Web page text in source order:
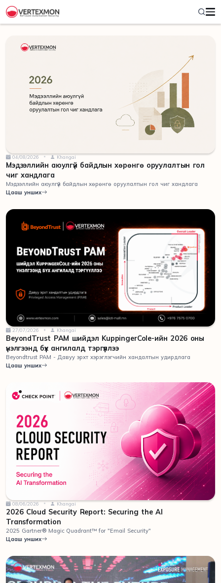
04/08/2026 Khangai
Мэдээллийн аюулгүй байдлын хөрөнгө оруулалтын гол
чиг хандлага
Мэдээллийн аюулгүй байдлын хөрөнгө оруулалтын гол чиг хандлага
Цааш унших
27/07/2026 Khangai
BeyondTrust PAM шийдэл KuppingerCole-ийн 2026 оны
үнэлгээнд бүх ангилалд тэргүүллээ
Beyondtrust PAM - Давуу эрхт хэрэглэгчийн хандалтын удирдлага
Цааш унших
08/06/2026 Khangai
2026 Cloud Security Report: Securing the AI
Transformation
2025 Gartner® Magic Quadrant™ for "Email Security"
Цааш унших